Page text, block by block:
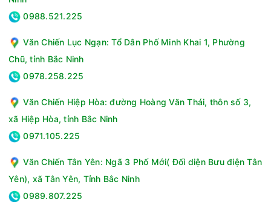
74.5 cm - Nặng 61 kg
Loại Gas:R600a
Thương hiệu của:Nhật Bản
Sản xuất tại:Trung Quốc
Năm ra mắt:2023
0988.521.225
Văn Chiến Lục Ngạn: Tổ Dân Phố Minh Khai 1, Phường
Chũ, tỉnh Bắc Ninh
0978.258.225
Văn Chiến Hiệp Hòa: đường Hoàng Văn Thái, thôn số 3,
xã Hiệp Hòa, tỉnh Bắc Ninh
0971.105.225
Văn Chiến Tân Yên: Ngã 3 Phố Mới( Đối diện Bưu điện Tân
Yên), xã Tân Yên, Tỉnh Bắc Ninh
0989.807.225